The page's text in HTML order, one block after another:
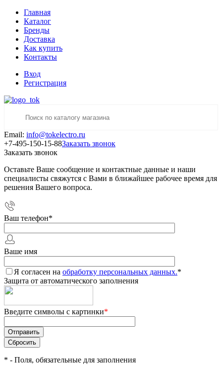
Главная
Каталог
Бренды
Доставка
Как купить
Контакты
Вход
Регистрация
Email: info@tokelectro.ru
+7-495-150-15-88Заказать звонок
Заказать звонок
Оставьте Ваше сообщение и контактные данные и наши
специалисты свяжутся с Вами в ближайшее рабочее время для
решения Вашего вопроса.
Ваш телефон*
Ваше имя
Я согласен на обработку персональных данных.*
Защита от автоматического заполнения
Введите символы с картинки*
* - Поля, обязательные для заполнения